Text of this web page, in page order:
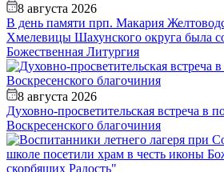
8 августа 2026
В день памяти прп. Макария
Хмелевицы Шахунского округа была
Божественная Литургия
8 августа 2026
Духовно-просветительская встреча в
Воскресенского благочиния